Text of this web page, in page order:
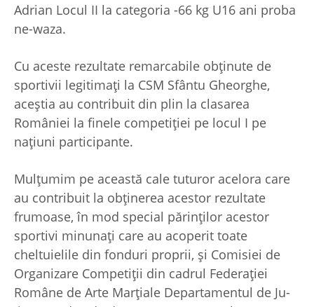
Adrian Locul II la categoria -66 kg U16 ani proba
ne-waza.
Cu aceste rezultate remarcabile obținute de
sportivii legitimați la CSM Sfântu Gheorghe,
aceștia au contribuit din plin la clasarea
României la finele competiției pe locul I pe
națiuni participante.
Mulțumim pe această cale tuturor acelora care
au contribuit la obținerea acestor rezultate
frumoase, în mod special părinților acestor
sportivi minunați care au acoperit toate
cheltuielile din fonduri proprii, și Comisiei de
Organizare Competiții din cadrul Federației
Române de Arte Marțiale Departamentul de Ju-